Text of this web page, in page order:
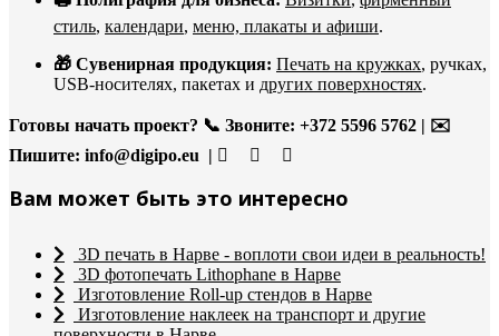
стиль, календари, меню, плакаты и афиши.
🎁 Сувенирная продукция: Печать на кружках, ручках,
USB-носителях, пакетах и других поверхностях.
Готовы начать проект? 📞 Звоните: +372 5596 5762 | ✉️
Пишите: info@digipo.eu |
Вам может быть это интересно
3D печать в Нарве - воплоти свои идеи в реальность!
3D фотопечать Lithophane в Нарве
Изготовление Roll-up стендов в Нарве
Изготовление наклеек на транспорт и другие